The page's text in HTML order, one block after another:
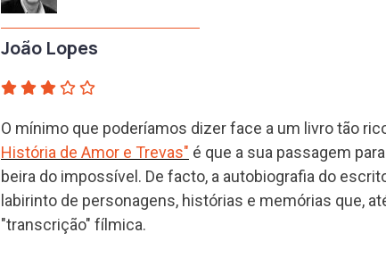
João Lopes
O mínimo que poderíamos dizer face a um livro tão
História de Amor e Trevas" é que a sua passagem
beira do impossível. De facto, a autobiografia do
labirinto de personagens, histórias e memórias que,
"transcrição" fílmica.